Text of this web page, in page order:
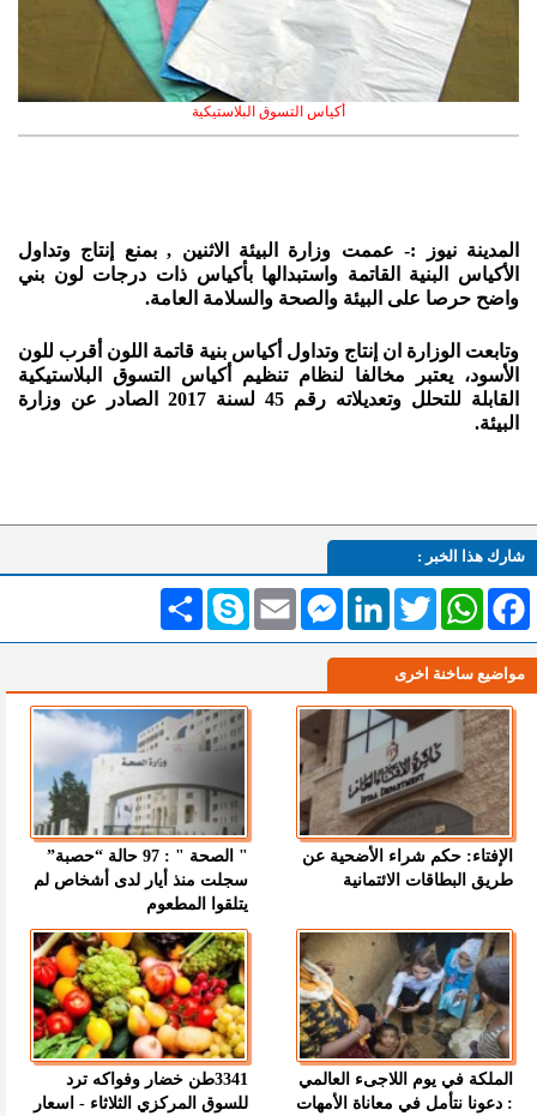
أكياس التسوق البلاستيكية
المدينة نيوز :- عممت وزارة البيئة الاثنين , بمنع إنتاج وتداول
الأكياس البنية القاتمة واستبدالها بأكياس ذات درجات لون بني
واضح حرصا على البيئة والصحة والسلامة العامة.
وتابعت الوزارة ان إنتاج وتداول أكياس بنية قاتمة اللون أقرب للون
الأسود، يعتبر مخالفا لنظام تنظيم أكياس التسوق البلاستيكية
القابلة للتحلل وتعديلاته رقم 45 لسنة 2017 الصادر عن وزارة
البيئة.
شارك هذا الخبر :
انشر Skype Email
MessengerLinkedInTwitterWhatsAppFacebook
مواضيع ساخنة اخرى
الإفتاء: حكم شراء الأضحية عن
طريق البطاقات الائتمانية
" الصحة " : 97 حالة “حصبة”
سجلت منذ أيار لدى أشخاص لم
يتلقوا المطعوم
الملكة في يوم اللاجىء العالمي
: دعونا نتأمل في معاناة الأمهات
3341طن خضار وفواكه ترد
للسوق المركزي الثلاثاء - اسعار